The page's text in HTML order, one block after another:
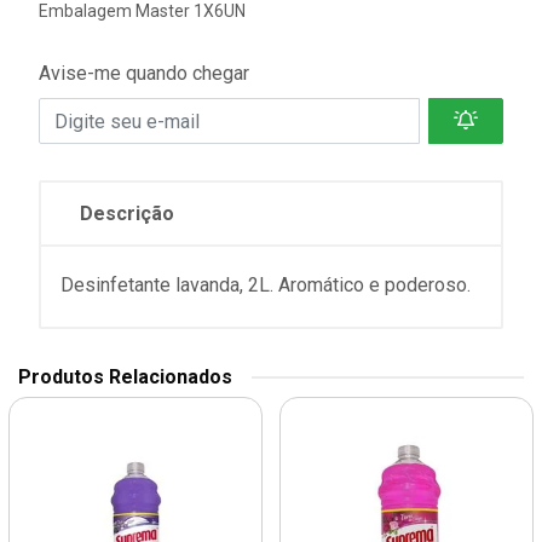
Embalagem Master 1X6UN
Avise-me quando chegar
Descrição
Desinfetante lavanda, 2L. Aromático e poderoso.
Produtos Relacionados